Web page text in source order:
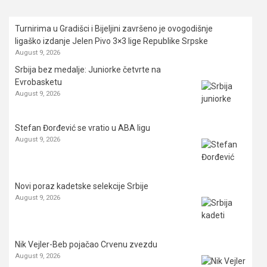
Turnirima u Gradišci i Bijeljini završeno je ovogodišnje
ligaško izdanje Jelen Pivo 3×3 lige Republike Srpske
August 9, 2026
Srbija bez medalje: Juniorke četvrte na
Evrobasketu
August 9, 2026
Stefan Đorđević se vratio u ABA ligu
August 9, 2026
Novi poraz kadetske selekcije Srbije
August 9, 2026
Nik Vejler-Beb pojačao Crvenu zvezdu
August 9, 2026